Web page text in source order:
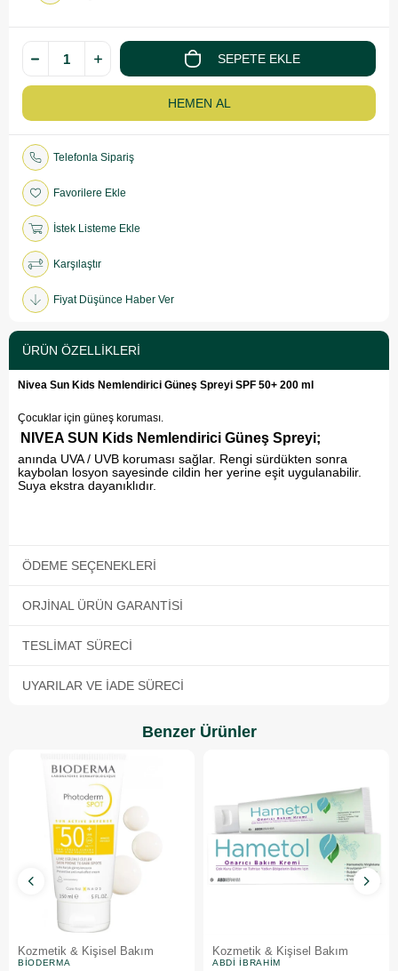
Telefonla Sipariş
Favorilere Ekle
İstek Listeme Ekle
Karşılaştır
Fiyat Düşünce Haber Ver
ÜRÜN ÖZELLIKLERI
Nivea Sun Kids Nemlendirici Güneş Spreyi SPF 50+ 200 ml
Çocuklar için güneş koruması.
NIVEA SUN Kids Nemlendirici Güneş Spreyi;
anında UVA / UVB koruması sağlar. Rengi sürdükten sonra
kaybolan losyon sayesinde cildin her yerine eşit uygulanabilir.
Suya ekstra dayanıklıdır.
ÖDEME SEÇENEKLERI
ORJINAL ÜRÜN GARANTISI
TESLIMAT SÜRECI
UYARILAR VE İADE SÜRECI
Benzer Ürünler
Kozmetik & Kişisel Bakım
BIODERMA
Kozmetik & Kişisel Bakım
ABDI İBRAHIM